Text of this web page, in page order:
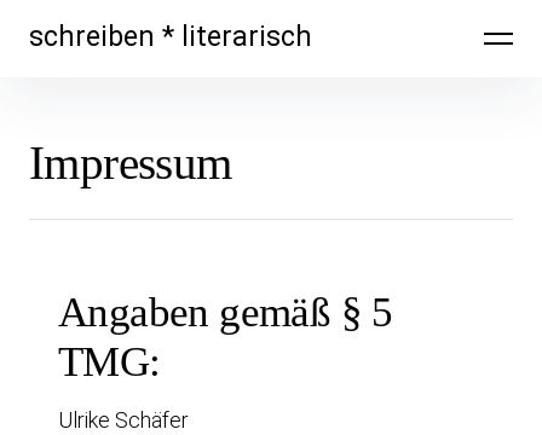
schreiben * literarisch
Impressum
Angaben gemäß § 5
TMG:
Ulrike Schäfer